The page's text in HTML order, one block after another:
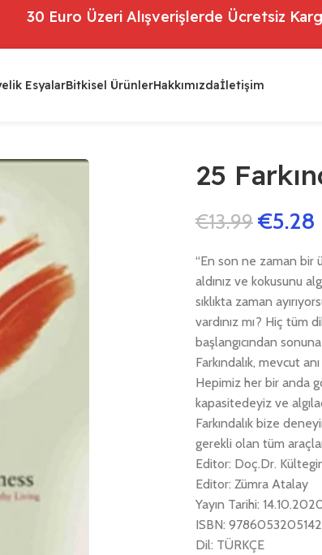
30 Euro Üzeri Alışverişlerde Ücretsiz
EsyalarBitkisel ÜrünlerHakkımızdaİletişim
25
€13.99 €5.28
“En son ne zaman bir
aldınız ve kokusunu
sıklıkta zaman
vardınız mı? Hiç tüm
başlangıcından
Farkındalık, mevcut
Hepimiz her bir anda
kapasitedeyiz ve
Farkındalık bize
gerekli olan tüm
Editor: Doç.Dr.
Editor: Zümra Atalay
Yayın Tarihi:
ISBN: 9786053205142
Dil: TÜRKÇE